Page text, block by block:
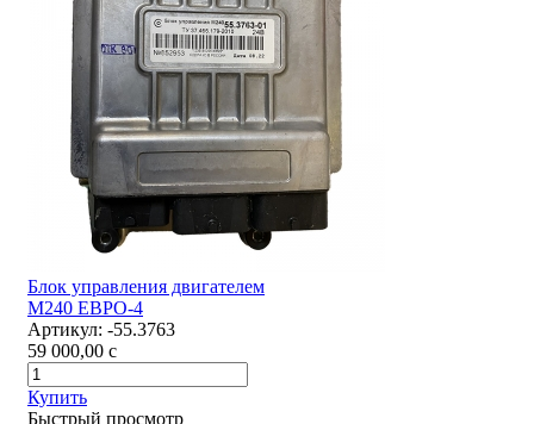
Блок управления двигателем
М240 ЕВРО-4
Артикул: -55.3763
59 000,00 c
Купить
Быстрый просмотр